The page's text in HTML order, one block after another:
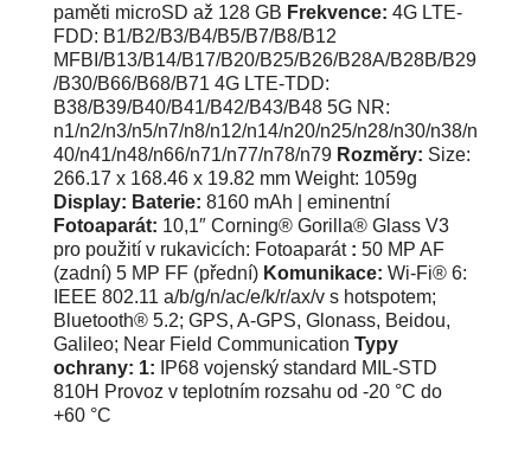
Frekvence:
Rozměry:
Display: Baterie:
Fotoaparát:
:
Komunikace:
Typy
ochrany: 1: